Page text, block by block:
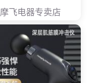
摩飞电器专卖店